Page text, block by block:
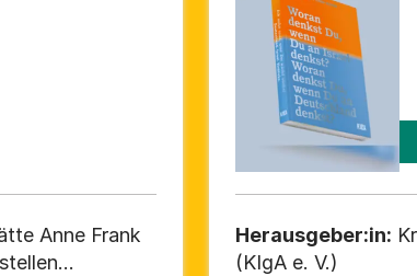
Anne Frank
Herausgeber:in:
(KIgA e. V.)